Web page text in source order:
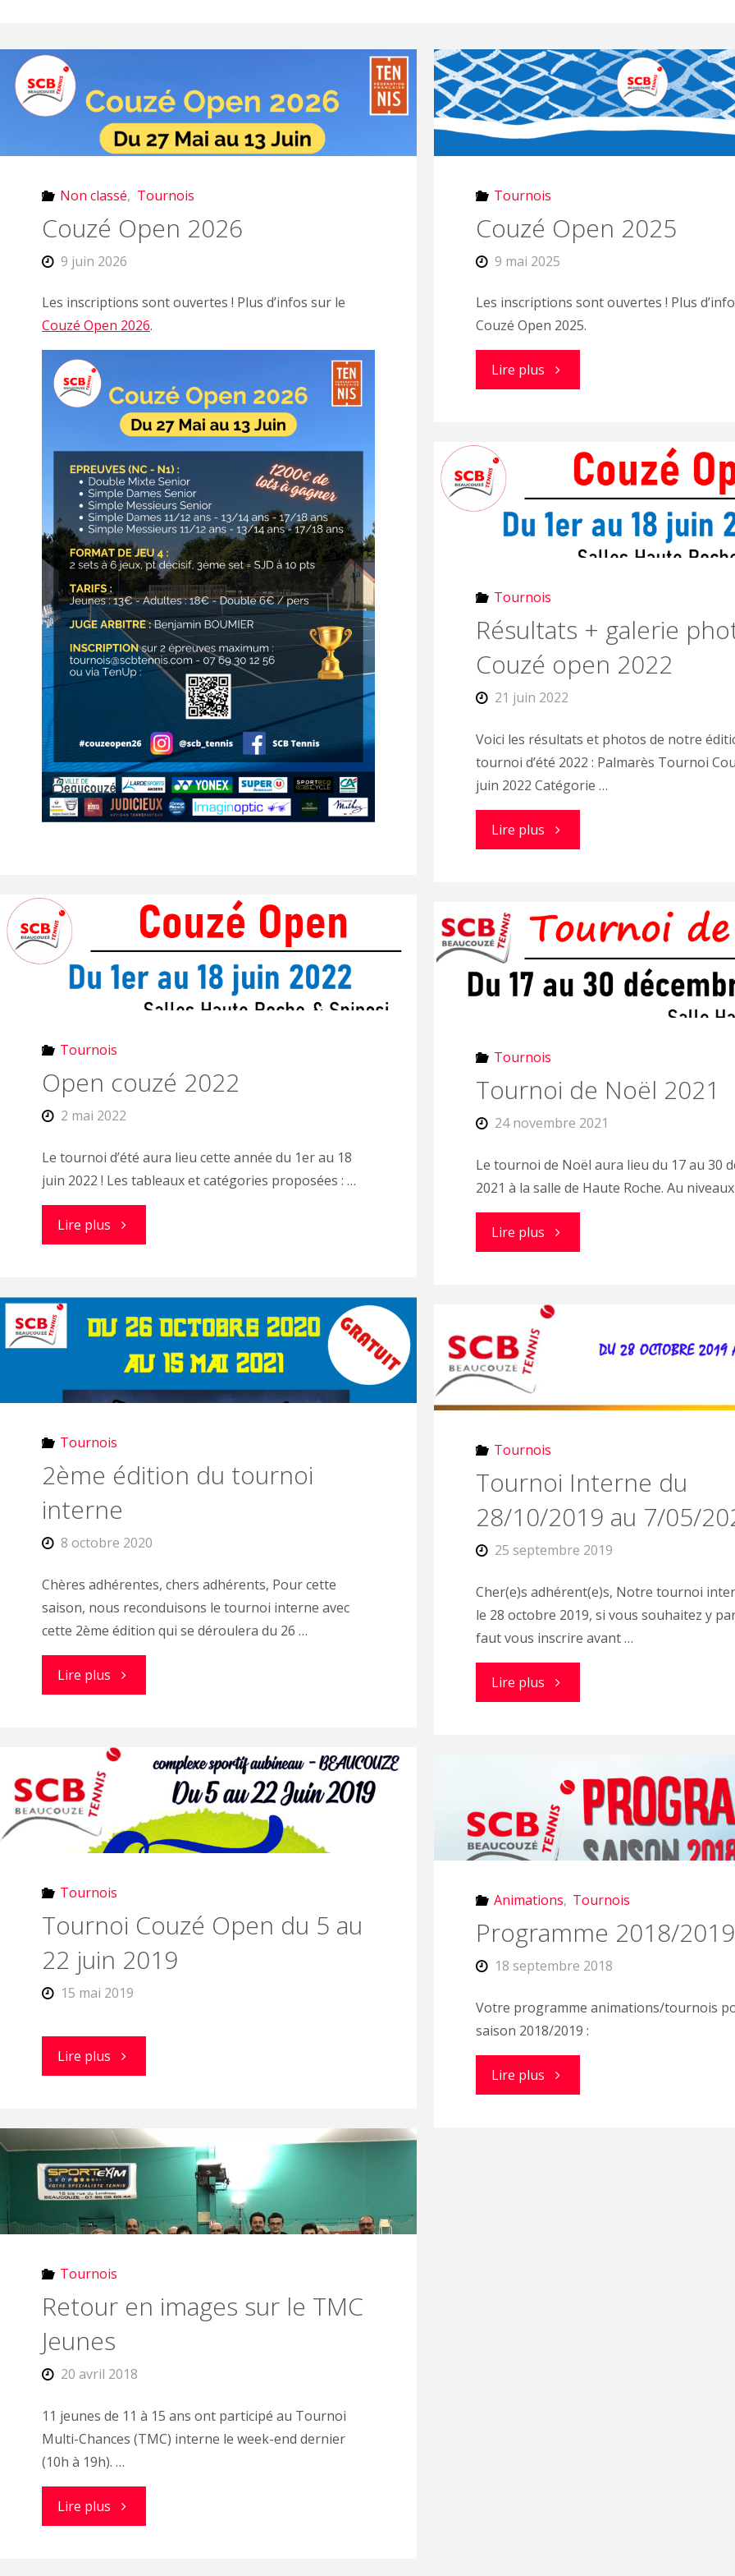
Non classé, Tournois
Couzé Open 2026
9 juin 2026
Les inscriptions sont ouvertes ! Plus d’infos sur le
Couzé Open 2026.
Tournois
Couzé Open 2025
9 mai 2025
Les inscriptions sont ouvertes ! Plus
Couzé Open 2025.
Lire plus "Couzé
Tournois
Résultats + galerie
Couzé open 2022
21 juin 2022
Voici les résultats et photos de notre
tournoi d’été 2022 : Palmarès Tournoi
juin 2022 Catégorie …
Lire plus "Résultats
photos
Couzé
2022"
Tournois
Open couzé 2022
2 mai 2022
Le tournoi d’été aura lieu cette année du 1er au 18
juin 2022 ! Les tableaux et catégories proposées : …
Lire plus "Open
2022"
Tournois
Tournoi de Noël 2021
24 novembre 2021
Le tournoi de Noël aura lieu du 17 au 30
2021 à la salle de Haute Roche. Au
Lire plus "Tournoi
Noël
Tournois
2ème édition du tournoi
interne
8 octobre 2020
Chères adhérentes, chers adhérents, Pour cette
saison, nous reconduisons le tournoi interne avec
cette 2ème édition qui se déroulera du 26 …
Lire plus "2ème
du
interne"
Tournois
Tournoi Interne du
28/10/2019 au 7/05/
25 septembre 2019
Cher(e)s adhérent(e)s, Notre tournoi
le 28 octobre 2019, si vous souhaitez y
faut vous inscrire avant …
Lire plus "Tournoi
28/10/2019
au
Tournois
Tournoi Couzé Open du 5 au
22 juin 2019
15 mai 2019
Lire plus "Tournoi
Open
du
5
2019"
Animations, Tournois
Programme 2018/2019
18 septembre 2018
Votre programme animations/tournois
saison 2018/2019 :
Lire plus "Programme
Tournois
Retour en images sur le TMC
Jeunes
20 avril 2018
11 jeunes de 11 à 15 ans ont participé au Tournoi
Multi-Chances (TMC) interne le week-end dernier
(10h à 19h). …
Lire plus "Retour